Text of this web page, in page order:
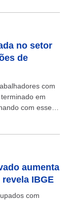
no setor
de
com
em
com esse
aumenta
IBGE
com